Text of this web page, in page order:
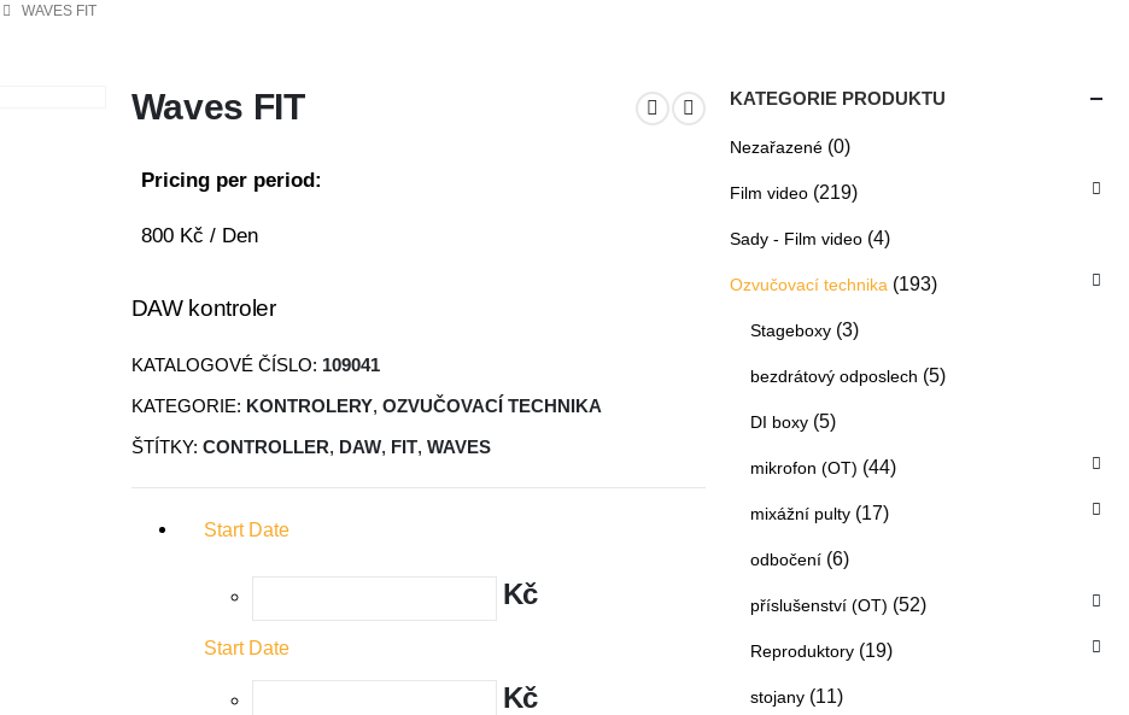
WAVES FIT
Waves FIT
Pricing per period:
800 Kč / Den
DAW kontroler
KATALOGOVÉ ČÍSLO: 109041
KATEGORIE: KONTROLERY, OZVUČOVACÍ TECHNIKA
ŠTÍTKY: CONTROLLER, DAW, FIT, WAVES
Start Date
Kč
Start Date
Kč
KATEGORIE PRODUKTU
Nezařazené (0)
Film video (219)
Sady - Film video (4)
Ozvučovací technika (193)
Stageboxy (3)
bezdrátový odposlech (5)
DI boxy (5)
mikrofon (OT) (44)
mixážní pulty (17)
odbočení (6)
příslušenství (OT) (52)
Reproduktory (19)
stojany (11)